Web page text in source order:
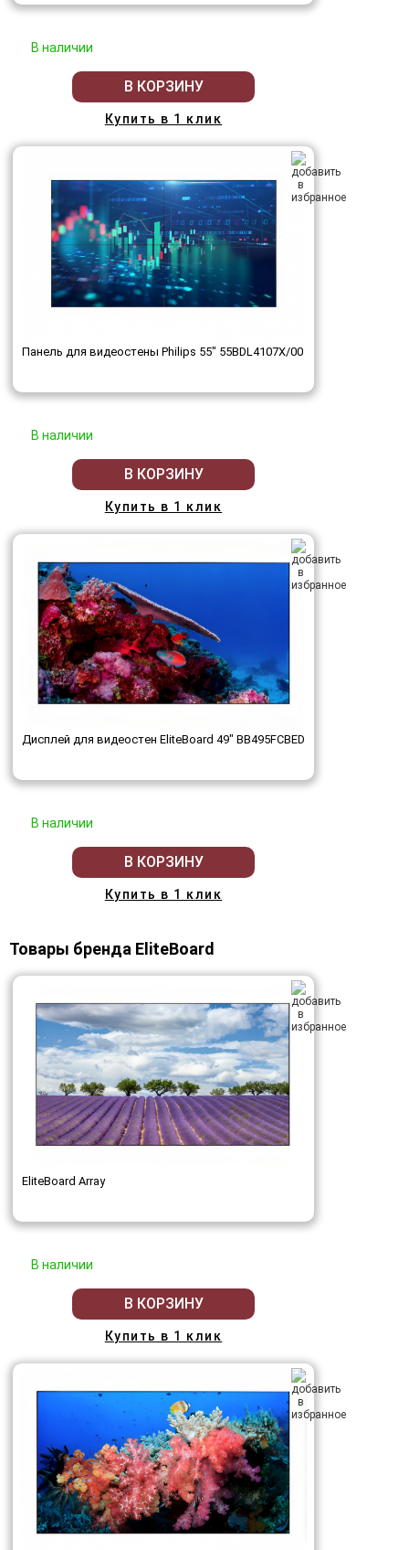
В наличии
В КОРЗИНУ
Купить в 1 клик
Панель для видеостены Philips 55" 55BDL4107X/00
В наличии
В КОРЗИНУ
Купить в 1 клик
Дисплей для видеостен EliteBoard 49" BB495FCBED
В наличии
В КОРЗИНУ
Купить в 1 клик
Товары бренда EliteBoard
EliteBoard Array
В наличии
В КОРЗИНУ
Купить в 1 клик